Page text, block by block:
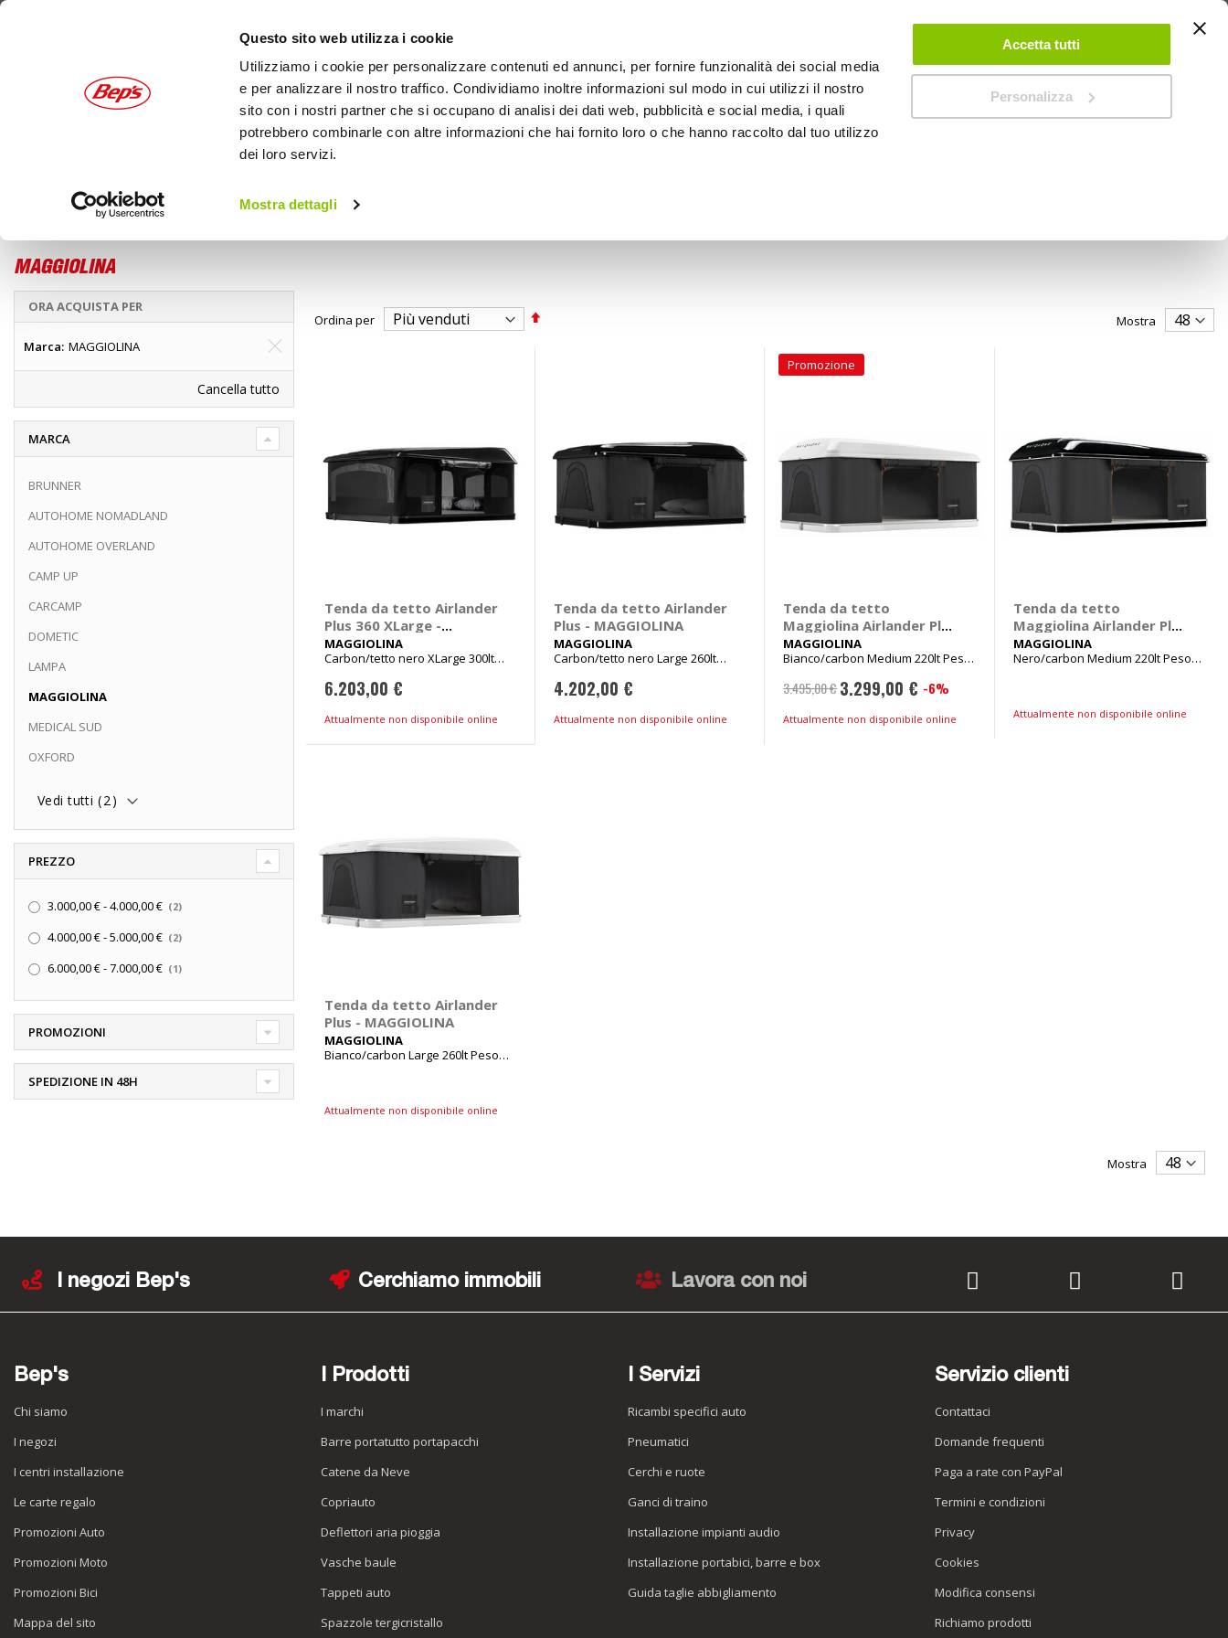
Questo sito web utilizza i cookie
Utilizziamo i cookie per personalizzare contenuti ed annunci, per fornire funzionalità dei social media
e per analizzare il nostro traffico. Condividiamo inoltre informazioni sul modo in cui utilizzi il nostro
sito con i nostri partner che si occupano di analisi dei dati web, pubblicità e social media, i quali
potrebbero combinarle con altre informazioni che hai fornito loro o che hanno raccolto dal tuo utilizzo
dei loro servizi.
Mostra dettagli
Accetta tutti
Personalizza
CONTATTACI NEGOZI IL MIO NEGOZIO
MAGGIOLINA
Ordina per
Imposta
Mostra
Tenda da tetto Airlander
Plus 360 XLarge -
MAGGIOLINA
MAGGIOLINA
Carbon/tetto nero XLarge 300lt
6.203,00 €
Attualmente non disponibile online
Tenda da tetto Airlander
Plus - MAGGIOLINA
MAGGIOLINA
Carbon/tetto nero Large 260lt
4.202,00 €
Attualmente non disponibile online
Promozione
Tenda da tetto
Maggiolina Airlander Plus
- MAGGIOLINA
MAGGIOLINA
Bianco/carbon Medium 220lt Peso
3.495,00 € Prezzo
speciale
3.299,00 € -6%
Attualmente non disponibile online
Tenda da tetto
Maggiolina Airlander Plus
- MAGGIOLINA
MAGGIOLINA
Nero/carbon Medium 220lt Peso
Attualmente non disponibile online
Tenda da tetto Airlander
Plus - MAGGIOLINA
MAGGIOLINA
Bianco/carbon Large 260lt Peso
Attualmente non disponibile online
Mostra
ORA ACQUISTA PER
Marca MAGGIOLINA
Cancella tutto
MARCA
BRUNNER
AUTOHOME NOMADLAND
AUTOHOME OVERLAND
CAMP UP
CARCAMP
DOMETIC
LAMPA
MAGGIOLINA
MEDICAL SUD
OXFORD
Vedi tutti (2 )
PREZZO
3.000,00 €-4.000,00 € 2
4.000,00 €-5.000,00 € 2
6.000,00 €-7.000,00 € 1
PROMOZIONI
SPEDIZIONE IN 48H
I negozi Bep's Cerchiamo immobili Lavora con noi
Bep's
Chi siamo
I negozi
I centri installazione
Le carte regalo
Promozioni Auto
Promozioni Moto
Promozioni Bici
Mappa del sito
I Prodotti
I marchi
Barre portatutto portapacchi
Catene da Neve
Copriauto
Deflettori aria pioggia
Vasche baule
Tappeti auto
Spazzole tergicristallo
I Servizi
Ricambi specifici auto
Pneumatici
Cerchi e ruote
Ganci di traino
Installazione impianti audio
Installazione portabici, barre e box
Guida taglie abbigliamento
Servizio clienti
Contattaci
Domande frequenti
Paga a rate con PayPal
Termini e condizioni
Privacy
Cookies
Modifica consensi
Richiamo prodotti